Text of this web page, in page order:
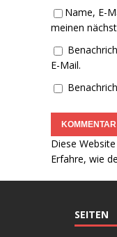
Name, E-
meinen
E-Mail.
Diese
Erfahre, wie
SEITEN